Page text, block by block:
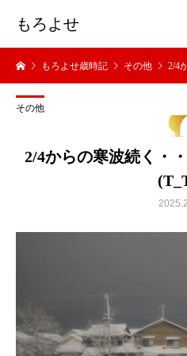
もろよせ
もろよせ歳時記 その他 2/4か
その他
2/4からの寒波続く・